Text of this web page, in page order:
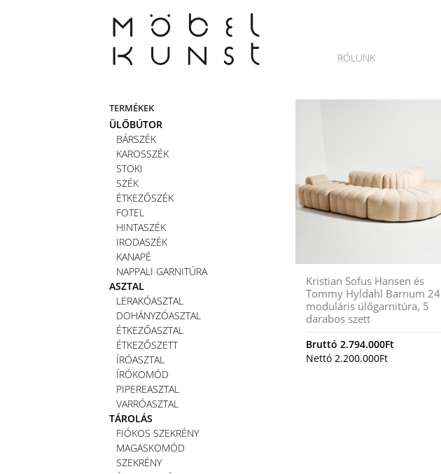
RÓLUNK
TERMÉKEK
ÜLŐBÚTOR
BÁRSZÉK
KAROSSZÉK
STOKI
SZÉK
ÉTKEZŐSZÉK
FOTEL
HINTASZÉK
IRODASZÉK
KANAPÉ
NAPPALI GARNITÚRA
ASZTAL
LERAKÓASZTAL
DOHÁNYZÓASZTAL
ÉTKEZŐASZTAL
ÉTKEZŐSZETT
ÍRÓASZTAL
ÍRÓKOMÓD
PIPEREASZTAL
VARRÓASZTAL
TÁROLÁS
FIÓKOS SZEKRÉNY
MAGASKOMÓD
SZEKRÉNY
Kristian Sofus Hansen és
Tommy Hyldahl Barnum 24
moduláris ülőgarnitúra, 5
darabos szett
Bruttó 2.794.000Ft
Nettó 2.200.000Ft